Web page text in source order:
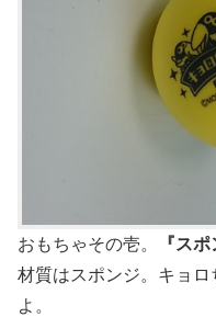
おもちゃその壱。 『ス
材質はスポンジ。キョ
よ。